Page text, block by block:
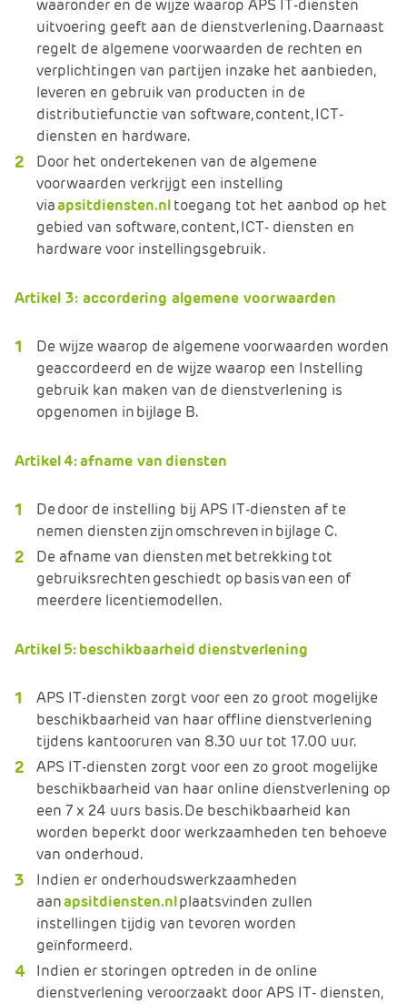
waaronder en de wijze waarop APS IT-diensten
uitvoering geeft aan de dienstverlening. Daarnaast
regelt de algemene voorwaarden de rechten en
verplichtingen van partijen inzake het aanbieden,
leveren en gebruik van producten in de
distributiefunctie van software, content, ICT-
diensten en hardware.
Door het ondertekenen van de algemene
voorwaarden verkrijgt een instelling
viaapsitdiensten.nltoegang tot het aanbod op het
gebied van software, content, ICT- diensten en
hardware voor instellingsgebruik.
Artikel 3: accordering algemene voorwaarden
De wijze waarop de algemene voorwaarden worden
geaccordeerd en de wijze waarop een Instelling
gebruik kan maken van de dienstverlening is
opgenomen in bijlage B.
Artikel 4: afname van diensten
De door de instelling bij APS IT-diensten af te
nemen diensten zijn omschreven in bijlage C.
De afname van diensten met betrekking tot
gebruiksrechten geschiedt op basis van een of
meerdere licentiemodellen.
Artikel 5: beschikbaarheid dienstverlening
APS IT-diensten zorgt voor een zo groot mogelijke
beschikbaarheid van haar offline dienstverlening
tijdens kantooruren van 8.30 uur tot 17.00 uur.
APS IT-diensten zorgt voor een zo groot mogelijke
beschikbaarheid van haar online dienstverlening op
een 7 x 24 uurs basis. De beschikbaarheid kan
worden beperkt door werkzaamheden ten behoeve
van onderhoud.
Indien er onderhoudswerkzaamheden
aanapsitdiensten.nlplaatsvinden zullen
instellingen tijdig van tevoren worden
geïnformeerd.
Indien er storingen optreden in de online
dienstverlening veroorzaakt door APS IT- diensten,